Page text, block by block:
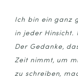
Ich bin ein ganz
in jeder Hinsicht.
Der Gedanke,
Zeit nimmt, um
zu schreiben,